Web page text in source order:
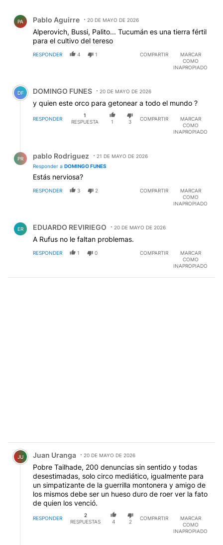
PA Pablo Aguirre 20 DE MAYO DE 2026
Alperovich, Bussi, Palito... Tucumán es una tierra fértil
para el cultivo del tereso
RESPONDER 4 1 COMPARTIR
MARCAR
COMO
INAPROPIADO
Comentario de DOMINGO FUNES.
DF DOMINGO FUNES 20 DE MAYO DE 2026
y quien este orco para getonear a todo el mundo ?
RESPONDER
1
RESPUESTA
1 3
COMPARTIR
MARCAR
COMO
INAPROPIADO
PR pablo Rodriguez
21 DE MAYO DE 2026
Responder a DOMINGO FUNES
Estás nerviosa?
RESPONDER 3 2 COMPARTIR
MARCAR
COMO
INAPROPIADO
ER EDUARDO REVIRIEGO 20 DE MAYO DE 2026
A Rufus no le faltan problemas.
RESPONDER 1 0 COMPARTIR
MARCAR
COMO
INAPROPIADO
Comentario de Juan Uranga.
JU Juan Uranga 20 DE MAYO DE 2026
Pobre Tailhade, 200 denuncias sin sentido y todas
desestimadas, solo circo mediático, igualmente para
un simpatizante de la guerrilla montonera y amigo de
los mismos debe ser un hueso duro de roer ver la fato
de quien los venció.
RESPONDER
2
RESPUESTAS
4 2
COMPARTIR
MARCAR
COMO
INAPROPIADO